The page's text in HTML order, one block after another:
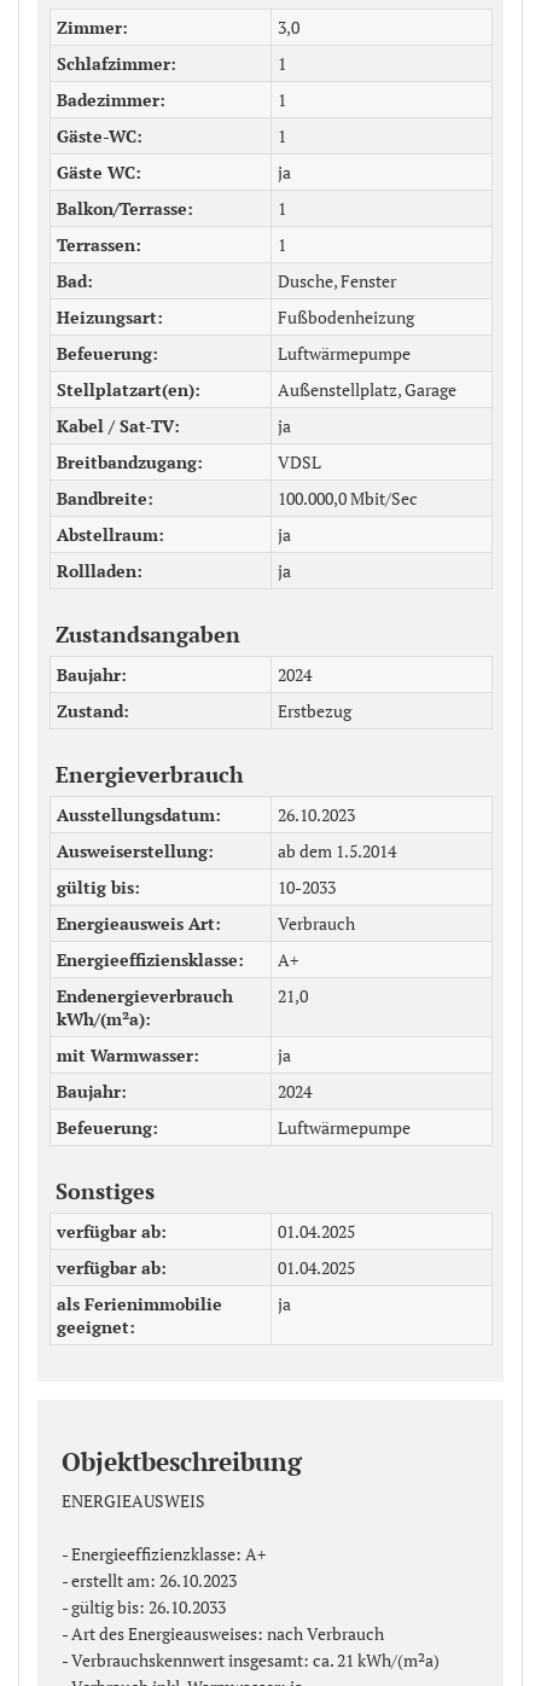
Zimmer
3,0
Schlafzimmer
1
Badezimmer
1
Gäste-WC
1
Gäste WC
ja
Balkon/Terrasse
1
Terrassen
1
Bad
Dusche, Fenster
Heizungsart
Fußbodenheizung
Befeuerung
Luftwärmepumpe
Stellplatzart(en)
Außenstellplatz, Garage
Kabel / Sat-TV
ja
Breitbandzugang
VDSL
Bandbreite
100.000,0 Mbit/Sec
Abstellraum
ja
Rollladen
ja
Zustandsangaben
Baujahr
2024
Zustand
Erstbezug
Energieverbrauch
Ausstellungsdatum
26.10.2023
Ausweiserstellung
ab dem 1.5.2014
gültig bis
10-2033
Energieausweis Art
Verbrauch
Energieeffiziensklasse
A+
Endenergieverbrauch
kWh/(m²a)
21,0
mit Warmwasser
ja
Baujahr
2024
Befeuerung
Luftwärmepumpe
Sonstiges
verfügbar ab
01.04.2025
verfügbar ab
01.04.2025
als Ferienimmobilie
geeignet
ja
Objektbeschreibung
ENERGIEAUSWEIS
- Energieeffizienzklasse: A+
- erstellt am: 26.10.2023
- gültig bis: 26.10.2033
- Art des Energieausweises: nach Verbrauch
- Verbrauchskennwert insgesamt: ca. 21 kWh/(m²a)